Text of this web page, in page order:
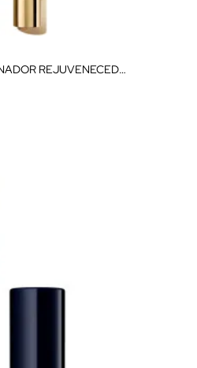
PRECIOUS LIGHT ILUMINADOR REJUVENECEDOR